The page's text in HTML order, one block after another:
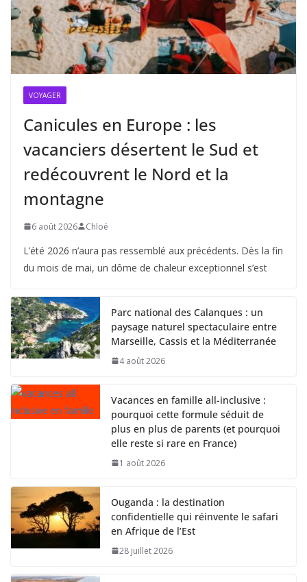
VOYAGER
Canicules en Europe : les
vacanciers désertent le Sud et
redécouvrent le Nord et la
montagne
6 août 2026 Chloé
L’été 2026 n’aura pas ressemblé aux précédents. Dès la fin
du mois de mai, un dôme de chaleur exceptionnel s’est
Parc national des Calanques : un
paysage naturel spectaculaire entre
Marseille, Cassis et la Méditerranée
4 août 2026
Vacances en famille all-inclusive :
pourquoi cette formule séduit de
plus en plus de parents (et pourquoi
elle reste si rare en France)
1 août 2026
Ouganda : la destination
confidentielle qui réinvente le safari
en Afrique de l’Est
28 juillet 2026